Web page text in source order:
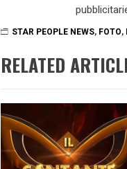
STAR PEOPLE NEWS, FOTO,
RELATED